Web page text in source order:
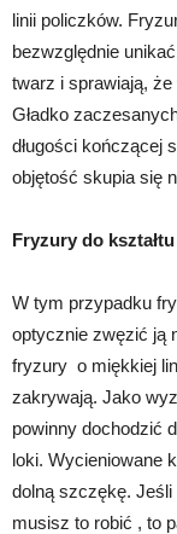
linii policzków.
bezwzględnie
twarz i sprawiają, że
Gładko
długości kończącej
objętość skupia się
Fryzury do
W tym przypadku
optycznie zwęzić ją
fryzury o miękkiej
zakrywają. Jako
powinny dochodzić
loki. Wycieniowane
dolną szczękę. Jeśli
musisz to robić , to